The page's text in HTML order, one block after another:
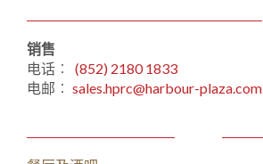
销售
电话︰
(852) 2180 1833
电邮︰ sales.hprc@harbour-plaza.com